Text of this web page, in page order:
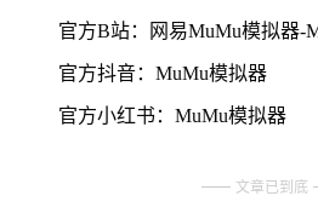
官方B站：网易MuMu模拟器-
官方抖音：MuMu模拟器
官方小红书：MuMu模拟器
文章已到底